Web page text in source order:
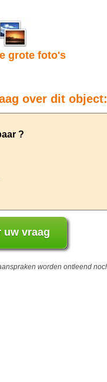
grote foto's
over dit object:
worden ontleend